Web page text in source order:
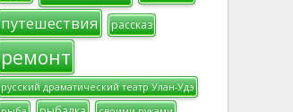
путешествия рассказ
ремонт
русский драматический театр Улан-Удэ